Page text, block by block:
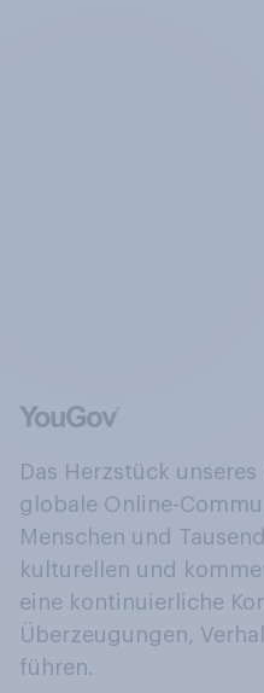
Das Herzstück
globale Online-
Menschen und
kulturellen und
eine kontinuierliche
Überzeugungen,
führen.